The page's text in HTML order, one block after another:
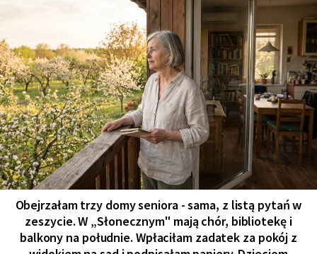
Obejrzałam trzy domy seniora - sama, z listą pytań w
zeszycie. W „Słonecznym" mają chór, bibliotekę i
balkony na południe. Wpłaciłam zadatek za pokój z